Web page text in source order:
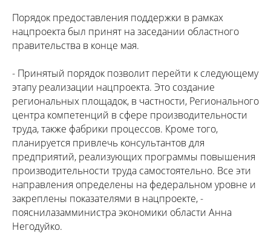
Порядок предоставления поддержки в рамках
нацпроекта был принят на заседании областного
правительства в конце мая.
- Принятый порядок позволит перейти к следующему
этапу реализации нацпроекта. Это создание
региональных площадок, в частности, Регионального
центра компетенций в сфере производительности
труда, также фабрики процессов. Кроме того,
планируется привлечь консультантов для
предприятий, реализующих программы повышения
производительности труда самостоятельно. Все эти
направления определены на федеральном уровне и
закреплены показателями в нацпроекте, -
пояснилазамминистра экономики области Анна
Негодуйко.